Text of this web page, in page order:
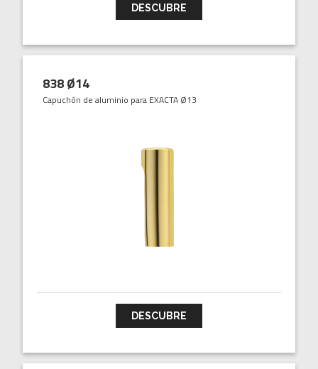
DESCUBRE
838 Ø14
Capuchón de aluminio para EXACTA Ø13
DESCUBRE